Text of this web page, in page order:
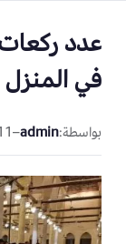
عدد ركعات
في المنزل
بواسطة:admin
–11 مارس،